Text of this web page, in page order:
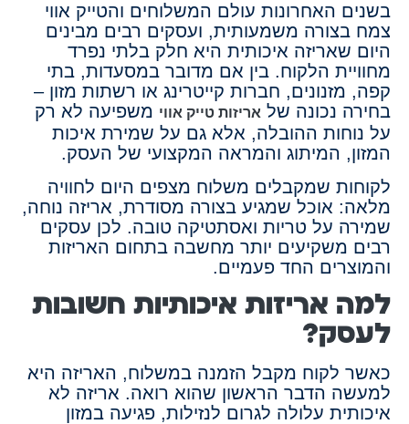
בשנים האחרונות עולם המשלוחים והטייק אווי
צמח בצורה משמעותית, ועסקים רבים מבינים
היום שאריזה איכותית היא חלק בלתי נפרד
מחוויית הלקוח. בין אם מדובר במסעדות, בתי
קפה, מזנונים, חברות קייטרינג או רשתות מזון –
בחירה נכונה של אריזות טייק אווי משפיעה לא רק
על נוחות ההובלה, אלא גם על שמירת איכות
המזון, המיתוג והמראה המקצועי של העסק.
לקוחות שמקבלים משלוח מצפים היום לחוויה
מלאה: אוכל שמגיע בצורה מסודרת, אריזה נוחה,
שמירה על טריות ואסתטיקה טובה. לכן עסקים
רבים משקיעים יותר מחשבה בתחום האריזות
והמוצרים החד פעמיים.
למה אריזות איכותיות חשובות
לעסק?
כאשר לקוח מקבל הזמנה במשלוח, האריזה היא
למעשה הדבר הראשון שהוא רואה. אריזה לא
איכותית עלולה לגרום לנזילות, פגיעה במזון